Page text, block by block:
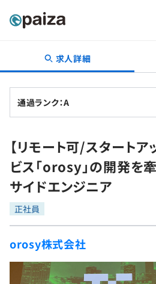
転職・キャリア
転職成功ガイド
転職エージェント
インタビュー
転職成功ガイド
新卒就活
求人検索
本選考
インターン
新卒エージェント
イベント・セミナー
学習
問題集
4択課題
ナレッジ
プログラミング言語
評価結果一覧
ゲーム・マンガ
Tech Team Journal
paizaとは？
求人詳細
通過ランク：A
【リモート可/スタートア
ビス「orosy」の開発を
サイドエンジニア
正社員
orosy株式会社